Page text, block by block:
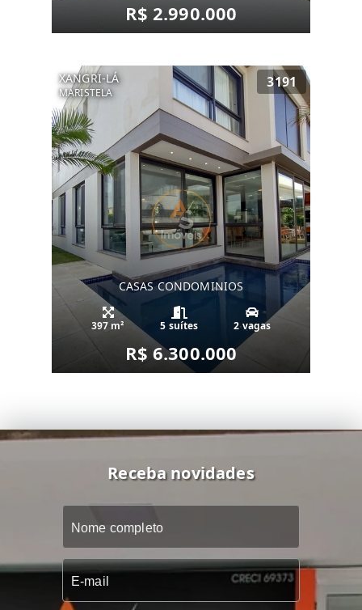
R$ 2.990.000
XANGRI-LÁ
MARISTELA
3191
CASAS CONDOMINIOS
397 m² 5 suítes 2 vagas
R$ 6.300.000
Receba novidades